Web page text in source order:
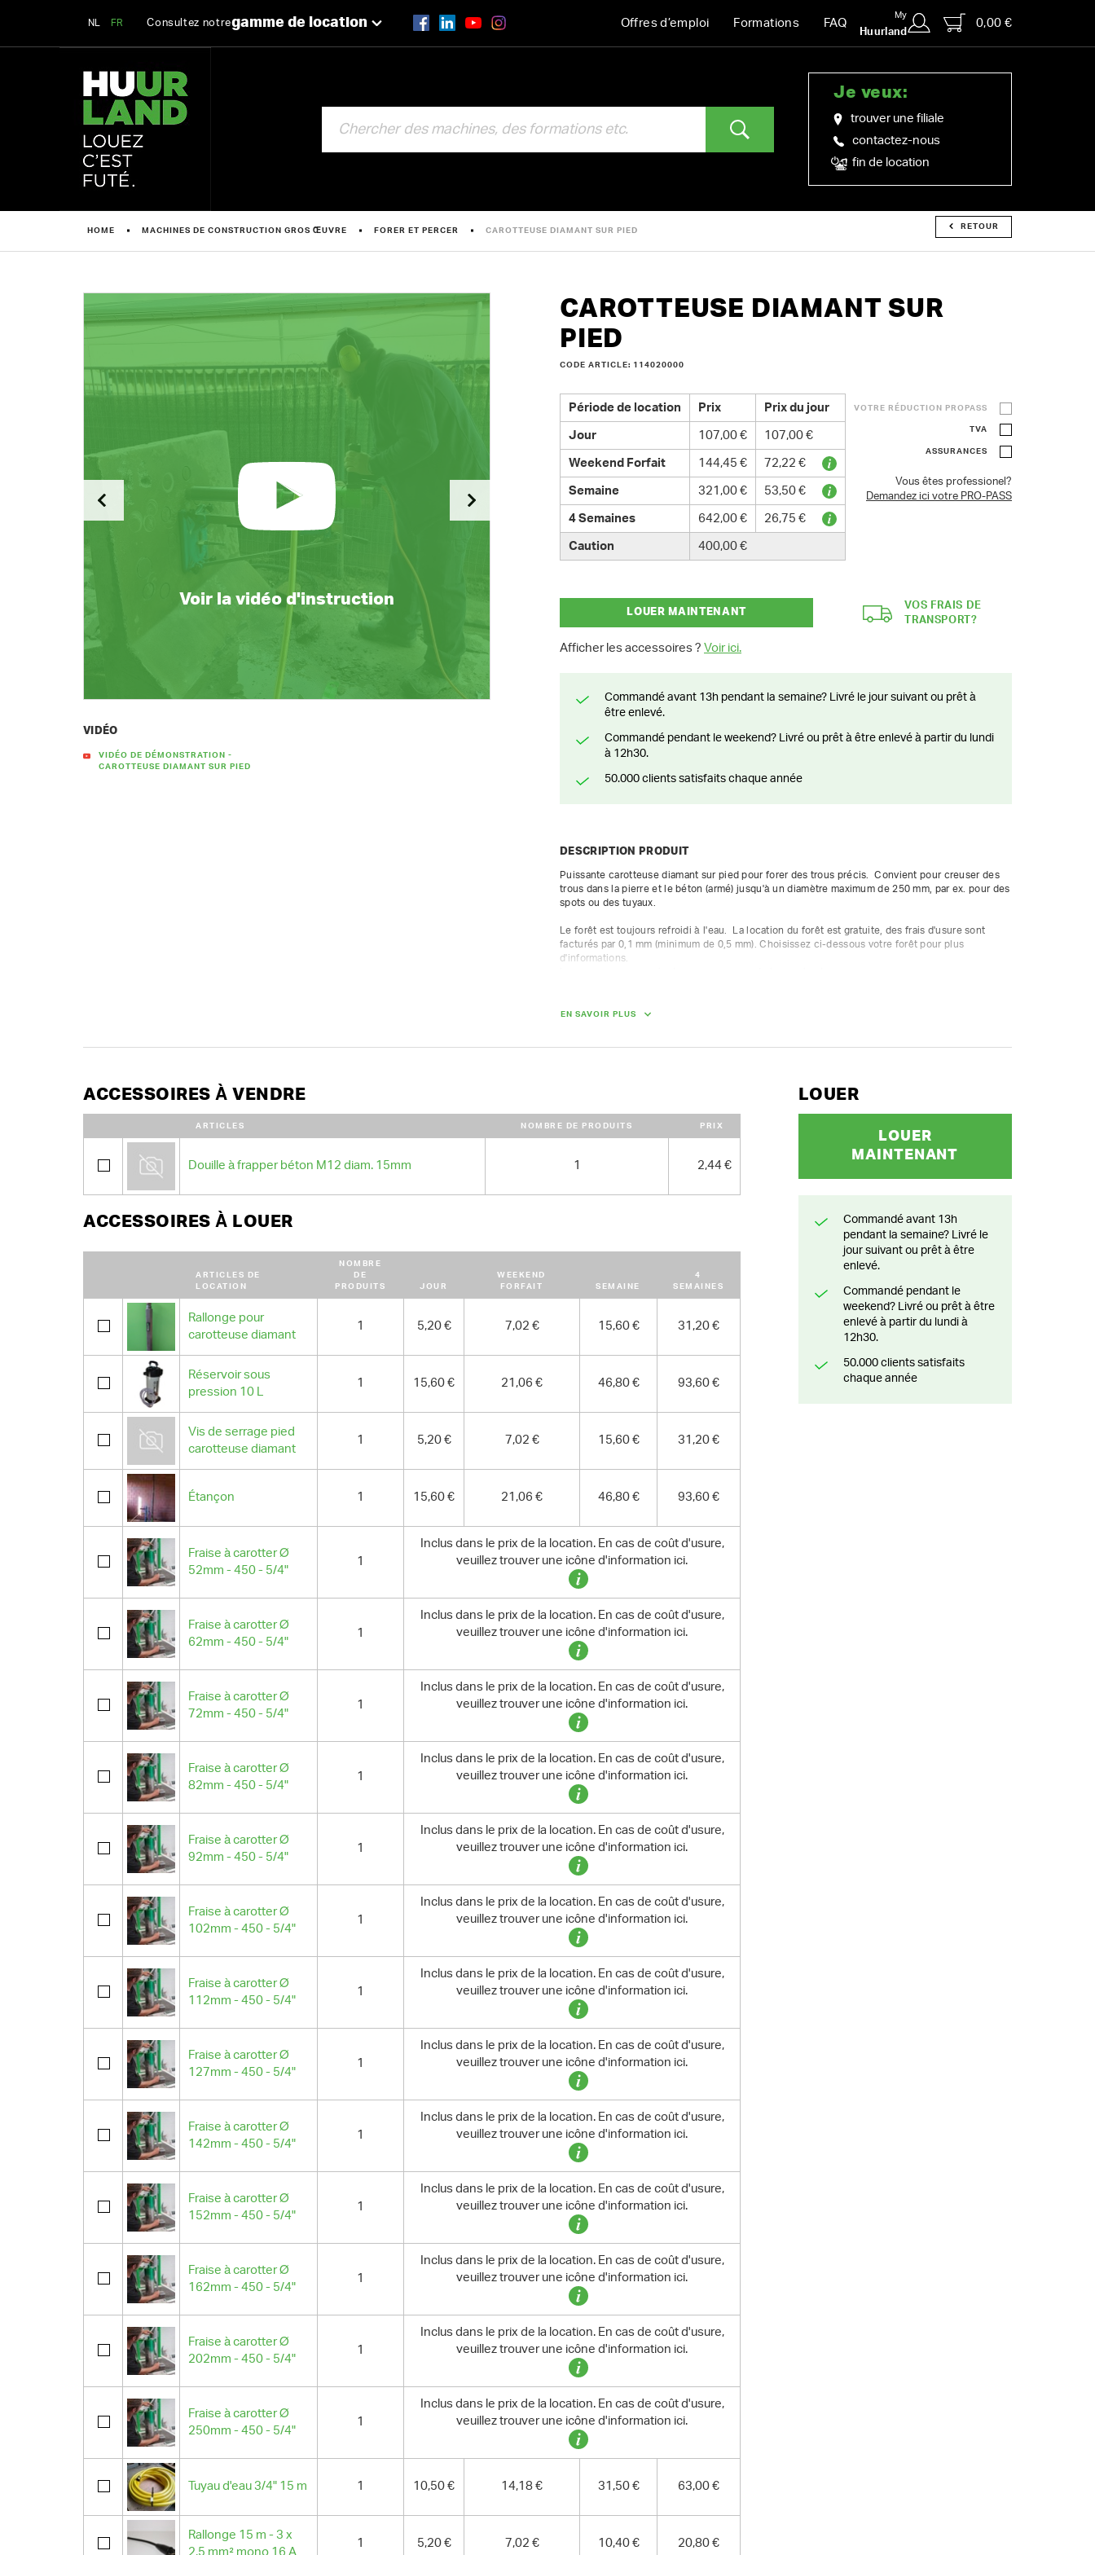
NL FR Consultez notregamme de location Offres d’emploi Formations FAQ
My
Huurland
0,00 €
Je veux:
trouver une filiale
contactez-nous
fin de location
HOME MACHINES DE CONSTRUCTION GROS ŒUVRE FORER ET PERCER CAROTTEUSE DIAMANT SUR PIED RETOUR
CAROTTEUSE DIAMANT SUR
PIED
CODE ARTICLE: 114020000
Voir la vidéo d'instruction
VIDÉO
VIDÉO DE DÉMONSTRATION -
CAROTTEUSE DIAMANT SUR PIED
Période de location Prix Prix du jour
Jour 107,00 € 107,00 €
Weekend Forfait 144,45 € 72,22 €
Semaine 321,00 € 53,50 €
4 Semaines 642,00 € 26,75 €
Caution 400,00 €
VOTRE RÉDUCTION PROPASS
TVA
ASSURANCES
Vous êtes professionel?
Demandez ici votre PRO-PASS
LOUER MAINTENANT
Afficher les accessoires ? Voir ici.
VOS FRAIS DE
TRANSPORT?
Commandé avant 13h pendant la semaine? Livré le jour suivant ou prêt à
être enlevé.
Commandé pendant le weekend? Livré ou prêt à être enlevé à partir du lundi
à 12h30.
50.000 clients satisfaits chaque année
DESCRIPTION PRODUIT
Puissante carotteuse diamant sur pied pour forer des trous précis.  Convient pour creuser des
trous dans la pierre et le béton (armé) jusqu'à un diamètre maximum de 250 mm, par ex. pour des
spots ou des tuyaux.
Le forêt est toujours refroidi à l'eau.  La location du forêt est gratuite, des frais d'usure sont
facturés par 0,1 mm (minimum de 0,5 mm). Choisissez ci-dessous votre forêt pour plus
d'informations.
broches de serrage 5/4"
2 (1200 tr/min) pour forêts diam. 20-100 mm
EN SAVOIR PLUS
ACCESSOIRES À VENDRE
ARTICLES NOMBRE DE PRODUITS PRIX
Douille à frapper béton M12 diam. 15mm 1 2,44 €
ACCESSOIRES À LOUER
ARTICLES DE
LOCATION
NOMBRE
DE
PRODUITS
JOUR
WEEKEND
FORFAIT
SEMAINE
4
SEMAINES
Rallonge pour
carotteuse diamant
1 5,20 € 7,02 € 15,60 € 31,20 €
Réservoir sous
pression 10 L
1 15,60 € 21,06 € 46,80 € 93,60 €
Vis de serrage pied
carotteuse diamant
1 5,20 € 7,02 € 15,60 € 31,20 €
Étançon 1 15,60 € 21,06 € 46,80 € 93,60 €
Fraise à carotter Ø
52mm - 450 - 5/4"
1
Inclus dans le prix de la location. En cas de coût d'usure,
veuillez trouver une icône d'information ici.
Fraise à carotter Ø
62mm - 450 - 5/4"
1
Inclus dans le prix de la location. En cas de coût d'usure,
veuillez trouver une icône d'information ici.
Fraise à carotter Ø
72mm - 450 - 5/4"
1
Inclus dans le prix de la location. En cas de coût d'usure,
veuillez trouver une icône d'information ici.
Fraise à carotter Ø
82mm - 450 - 5/4"
1
Inclus dans le prix de la location. En cas de coût d'usure,
veuillez trouver une icône d'information ici.
Fraise à carotter Ø
92mm - 450 - 5/4"
1
Inclus dans le prix de la location. En cas de coût d'usure,
veuillez trouver une icône d'information ici.
Fraise à carotter Ø
102mm - 450 - 5/4"
1
Inclus dans le prix de la location. En cas de coût d'usure,
veuillez trouver une icône d'information ici.
Fraise à carotter Ø
112mm - 450 - 5/4"
1
Inclus dans le prix de la location. En cas de coût d'usure,
veuillez trouver une icône d'information ici.
Fraise à carotter Ø
127mm - 450 - 5/4"
1
Inclus dans le prix de la location. En cas de coût d'usure,
veuillez trouver une icône d'information ici.
Fraise à carotter Ø
142mm - 450 - 5/4"
1
Inclus dans le prix de la location. En cas de coût d'usure,
veuillez trouver une icône d'information ici.
Fraise à carotter Ø
152mm - 450 - 5/4"
1
Inclus dans le prix de la location. En cas de coût d'usure,
veuillez trouver une icône d'information ici.
Fraise à carotter Ø
162mm - 450 - 5/4"
1
Inclus dans le prix de la location. En cas de coût d'usure,
veuillez trouver une icône d'information ici.
Fraise à carotter Ø
202mm - 450 - 5/4"
1
Inclus dans le prix de la location. En cas de coût d'usure,
veuillez trouver une icône d'information ici.
Fraise à carotter Ø
250mm - 450 - 5/4"
1
Inclus dans le prix de la location. En cas de coût d'usure,
veuillez trouver une icône d'information ici.
Tuyau d'eau 3/4" 15 m 1 10,50 € 14,18 € 31,50 € 63,00 €
Rallonge 15 m - 3 x
2,5 mm² mono 16 A
1 5,20 € 7,02 € 10,40 € 20,80 €
LOUER
LOUER
MAINTENANT
Commandé avant 13h
pendant la semaine? Livré le
jour suivant ou prêt à être
enlevé.
Commandé pendant le
weekend? Livré ou prêt à être
enlevé à partir du lundi à
12h30.
50.000 clients satisfaits
chaque année